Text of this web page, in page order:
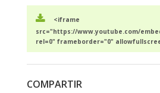
<iframe
src="https://www.youtube.com/
rel=0" frameborder="0"
COMPARTIR